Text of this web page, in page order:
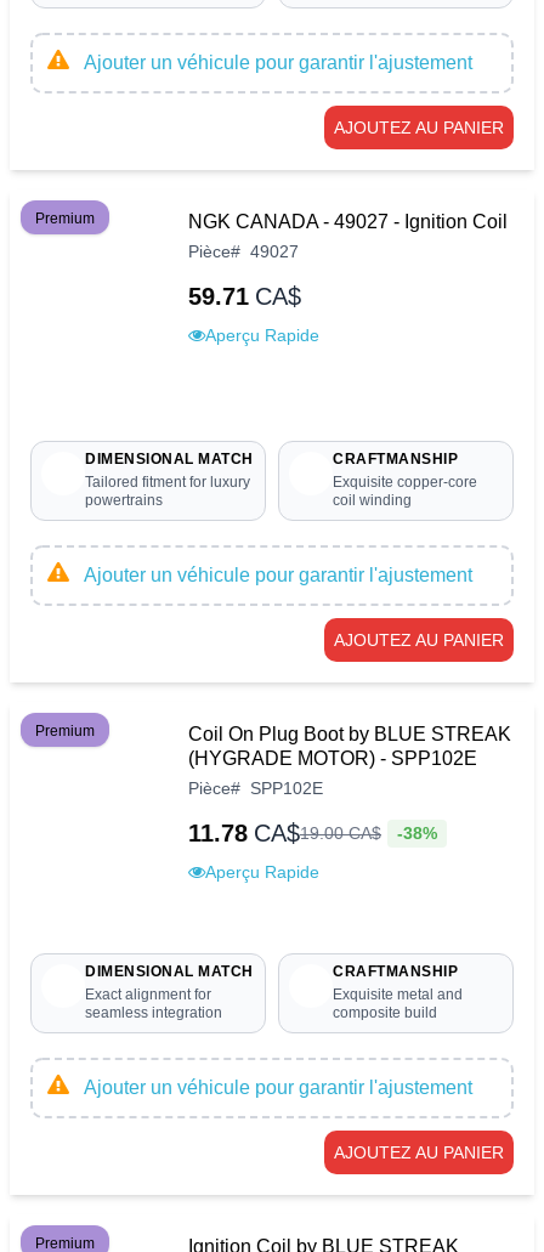
Ajouter un véhicule pour garantir l'ajustement
AJOUTEZ AU PANIER
Premium NGK CANADA - 49027 - Ignition Coil
Pièce# 49027
59.71 CA$
Aperçu Rapide
DIMENSIONAL MATCH
Tailored fitment for luxury
powertrains
CRAFTMANSHIP
Exquisite copper-core
coil winding
Ajouter un véhicule pour garantir l'ajustement
AJOUTEZ AU PANIER
Premium
Coil On Plug Boot by BLUE STREAK
(HYGRADE MOTOR) - SPP102E
Pièce# SPP102E
11.78 CA$19.00CA$ -38%
Aperçu Rapide
DIMENSIONAL MATCH
Exact alignment for
seamless integration
CRAFTMANSHIP
Exquisite metal and
composite build
Ajouter un véhicule pour garantir l'ajustement
AJOUTEZ AU PANIER
Premium
Ignition Coil by BLUE STREAK